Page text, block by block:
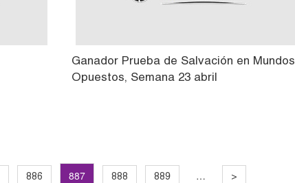
Ganador Prueba de Salvación en Mundos
Opuestos, Semana 23 abril
886 887 888 889 … >